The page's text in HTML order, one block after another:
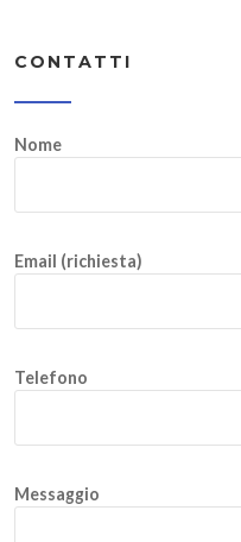
CONTATTI
Nome
Email (richiesta)
Telefono
Messaggio